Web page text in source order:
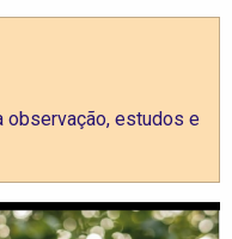
observação, estudos e